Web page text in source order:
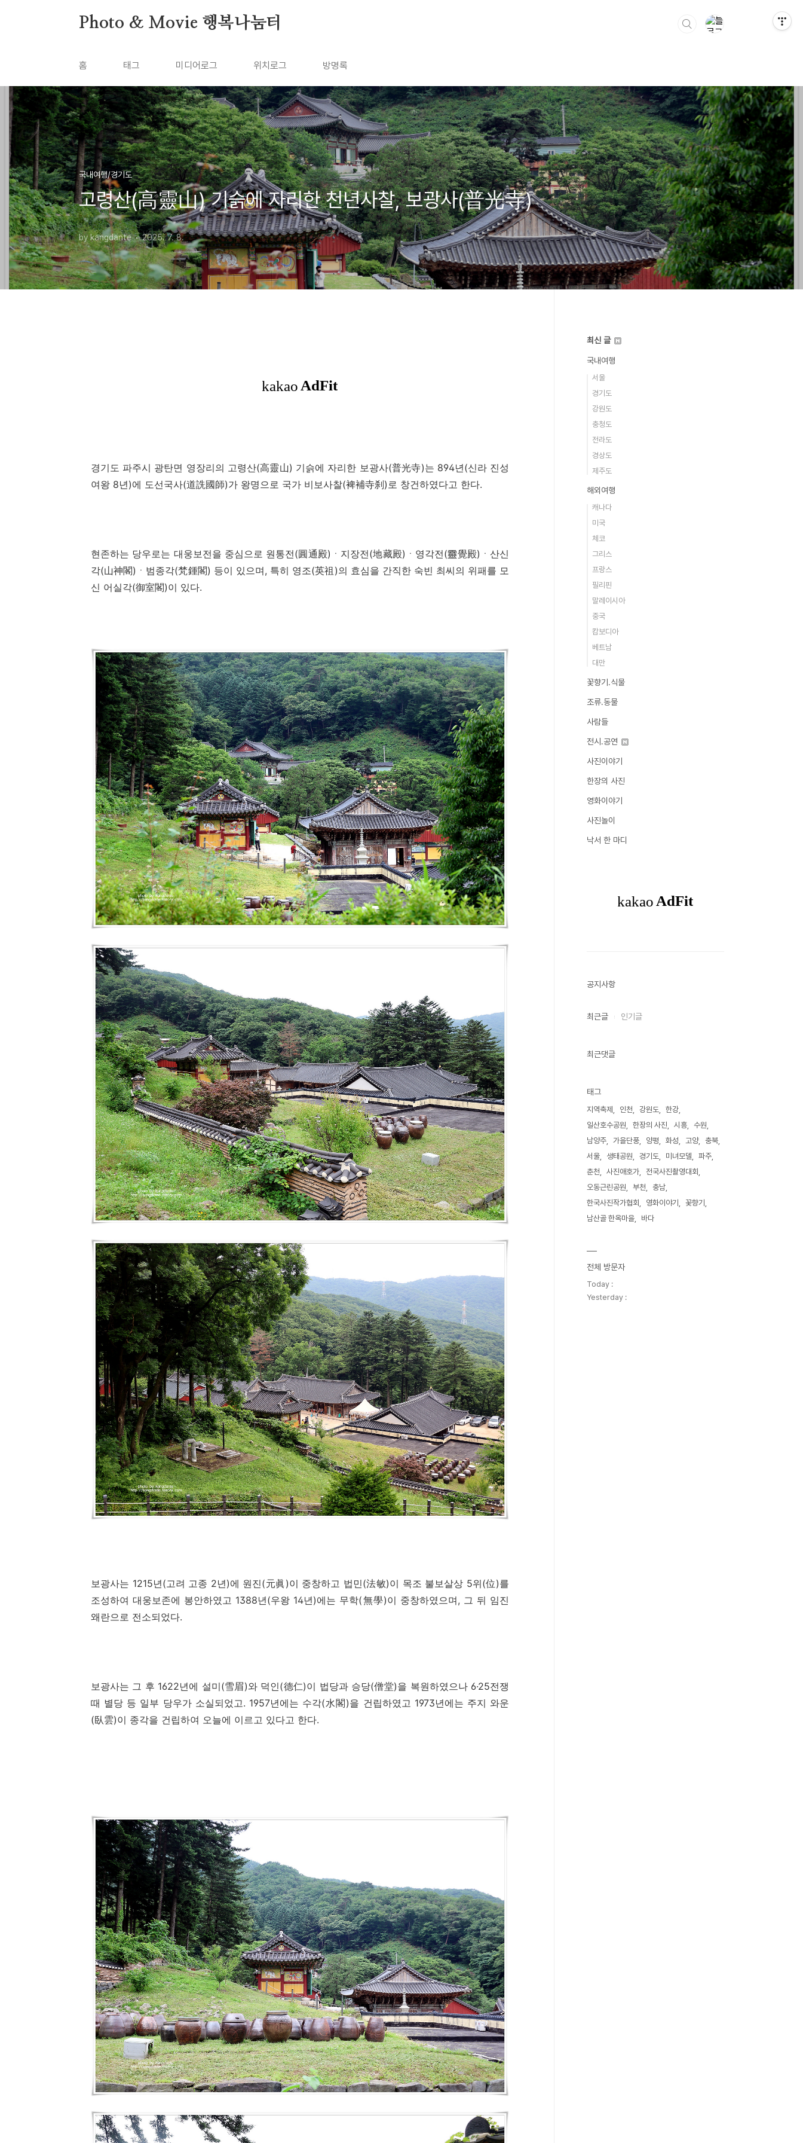
Photo & Movie 행복나눔터
홈 태그 미디어로그 위치로그 방명록
국내여행/경기도
고령산(高靈山) 기슭에 자리한 천년사찰, 보광사(普光寺)
by kangdante 2025. 7. 8.
경기도 파주시 광탄면 영장리의 고령산(高靈山) 기슭에 자리한 보광사(普光寺)는 894년(신라 진성
여왕 8년)에 도선국사(道詵國師)가 왕명으로 국가 비보사찰(裨補寺刹)로 창건하였다고 한다.
현존하는 당우로는 대웅보전을 중심으로 원통전(圓通殿) ㆍ 지장전(地藏殿) ㆍ 영각전(靈覺殿) ㆍ 산신
각(山神閣) ㆍ 범종각(梵鍾閣) 등이 있으며, 특히 영조(英祖 )의 효심을 간직한 숙빈 최씨의 위패를 모
신 어실각(御室閣)이 있다.
보광사는 1215년(고려 고종 2년)에 원진(元眞)이 중창하고 법민(法敏)이 목조 불보살상 5위(位)를
조성하여 대웅보존에 봉안하였고 1388년(우왕 14년)에는 무학(無學)이 중창하였으며, 그 뒤 임진
왜란으로 전소되었다.
보광사는 그 후 1622년에 설미(雪眉)와 덕인(德仁)이 법당과 승당(僧堂)을 복원하였으나 6·25전쟁
때 별당 등 일부 당우가 소실되었고. 1957년에는 수각(水閣)을 건립하였고 1973년에는 주지 와운
(臥雲)이 종각을 건립하여 오늘에 이르고 있다고 한다.
최신 글
국내여행
서울
경기도
강원도
충청도
전라도
경상도
제주도
해외여행
캐나다
미국
체코
그리스
프랑스
필리핀
말레이시아
중국
캄보디아
베트남
대만
꽃향기.식물
조류.동물
사람들
전시.공연
사진이야기
한장의 사진
영화이야기
사진놀이
낙서 한 마디
공지사항
최근글 인기글
최근댓글
태그
지역축제 인천 강원도
한강
일산호수공원
한장의 사진 시흥
수원
남양주
가을단풍 양평 화성 고양
충북
서울
생태공원 경기도 미녀모델
파주
춘천
사진애호가
전국사진촬영대회
오동근린공원
부천
충남
한국사진작가협회
영화이야기
꽃향기
남산골 한옥마을
바다
전체 방문자
Today :
Yesterday :